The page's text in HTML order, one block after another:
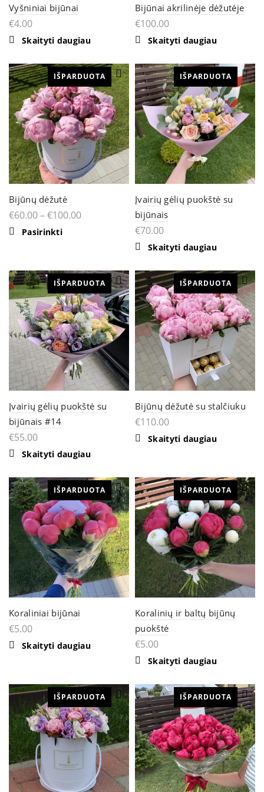
Vyšniniai bijūnai
€4.00
Skaityti daugiau
Bijūnai akrilinėje dėžutėje
€100.00
Skaityti daugiau
IŠPARDUOTA
Bijūnų dėžutė
€60.00–€100.00
PasirinktiThis
variants.
The
options
may
be
chosen
on
the
product
page
IŠPARDUOTA
Įvairių gėlių puokštė su
bijūnais
€70.00
Skaityti daugiau
IŠPARDUOTA
Įvairių gėlių puokštė su
bijūnais #14
€55.00
Skaityti daugiau
IŠPARDUOTA
Bijūnų dėžutė su stalčiuku
€110.00
Skaityti daugiau
IŠPARDUOTA
Koraliniai bijūnai
€5.00
Skaityti daugiau
IŠPARDUOTA
Koralinių ir baltų bijūnų
puokštė
€5.00
Skaityti daugiau
IŠPARDUOTA IŠPARDUOTA